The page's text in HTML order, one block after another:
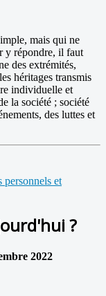
mais qui ne
y répondre, il faut
des extrémités,
héritages transmis
individuelle et
la société ; société
des luttes et
personnels et
?
2022